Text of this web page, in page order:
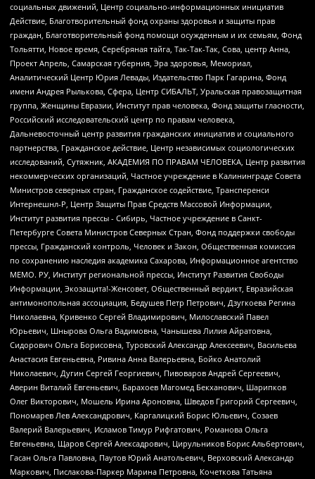
социальных движений, Центр социально-информационных инициатив
Действие, Благотворительный фонд охраны здоровья и защиты прав
граждан, Благотворительный фонд помощи осужденным и их семьям, Фонд
Тольятти, Новое время, Серебряная тайга, Так-Так-Так, Сова, центр Анна,
Проект Апрель, Самарская губерния, Эра здоровья, Мемориал,
Аналитический Центр Юрия Левады, Издательство Парк Гагарина, Фонд
имени Андрея Рылькова, Сфера, Центр СИБАЛЬТ, Уральская правозащитная
группа, Женщины Евразии, Институт прав человека, Фонд защиты гласности,
Российский исследовательский центр по правам человека,
Дальневосточный центр развития гражданских инициатив и социального
партнерства, Гражданское действие, Центр независимых социологических
исследований, Сутяжник, АКАДЕМИЯ ПО ПРАВАМ ЧЕЛОВЕКА, Центр развития
некоммерческих организаций, Частное учреждение в Калининграде Совета
Министров северных стран, Гражданское содействие, Трансперенси
Интернешнл-Р, Центр Защиты Прав Средств Массовой Информации,
Институт развития прессы - Сибирь, Частное учреждение в Санкт-
Петербурге Совета Министров Северных Стран, Фонд поддержки свободы
прессы, Гражданский контроль, Человек и Закон, Общественная комиссия
по сохранению наследия академика Сахарова, Информационное агентство
МЕМО. РУ, Институт региональной прессы, Институт Развития Свободы
Информации, Экозащита!-Женсовет, Общественный вердикт, Евразийская
антимонопольная ассоциация, Бедушев Петр Петрович, Дзугкоева Регина
Николаевна, Кривенко Сергей Владимирович, Милославский Павел
Юрьевич, Шнырова Ольга Вадимовна, Чанышева Лилия Айратовна,
Сидорович Ольга Борисовна, Туровский Александр Алексеевич, Васильева
Анастасия Евгеньевна, Ривина Анна Валерьевна, Бойко Анатолий
Николаевич, Дугин Сергей Георгиевич, Пивоваров Андрей Сергеевич,
Аверин Виталий Евгеньевич, Барахоев Магомед Бекханович, Шарипков
Олег Викторович, Мошель Ирина Ароновна, Шведов Григорий Сергеевич,
Пономарев Лев Александрович, Каргалицкий Борис Юльевич, Созаев
Валерий Валерьевич, Исламов Тимур Рифгатович, Романова Ольга
Евгеньевна, Щаров Сергей Алексадрович, Цирульников Борис Альбертович,
Гасан Ольга Павловна, Паутов Юрий Анатольевич, Верховский Александр
Маркович, Пислакова-Паркер Марина Петровна, Кочеткова Татьяна